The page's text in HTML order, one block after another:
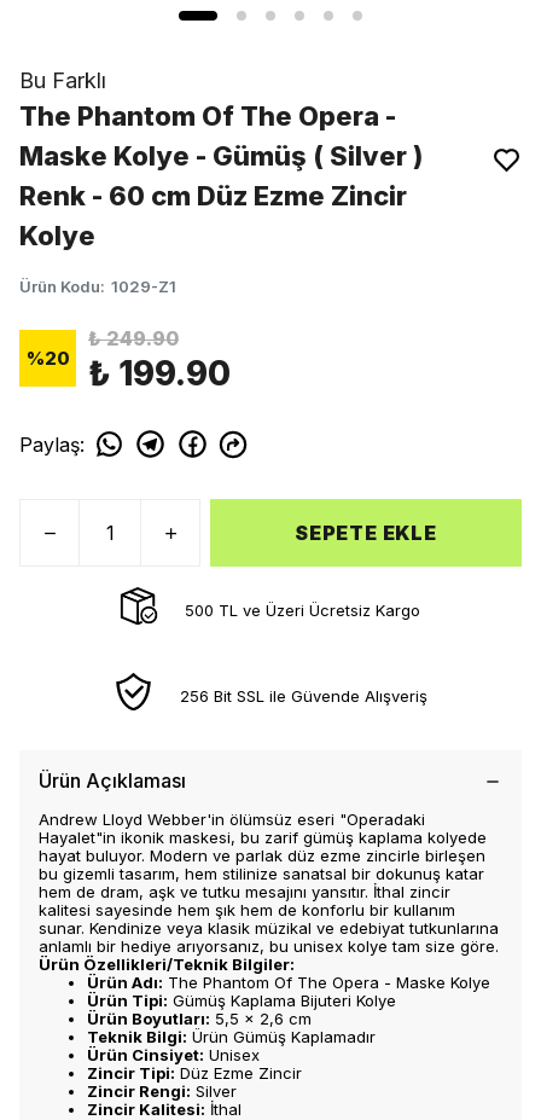
Bu Farklı
The Phantom Of The Opera -
Maske Kolye - Gümüş ( Silver )
Renk - 60 cm Düz Ezme Zincir
Kolye
Ürün Kodu: 1029-Z1
%20
₺ 249.90
₺ 199.90
Paylaş:
SEPETE EKLE
500 TL ve Üzeri Ücretsiz Kargo
256 Bit SSL ile Güvende Alışveriş
Ürün Açıklaması
Andrew Lloyd Webber'in ölümsüz eseri "Operadaki
Hayalet"in ikonik maskesi, bu zarif gümüş kaplama kolyede
hayat buluyor. Modern ve parlak düz ezme zincirle birleşen
bu gizemli tasarım, hem stilinize sanatsal bir dokunuş katar
hem de dram, aşk ve tutku mesajını yansıtır. İthal zincir
kalitesi sayesinde hem şık hem de konforlu bir kullanım
sunar. Kendinize veya klasik müzikal ve edebiyat tutkunlarına
anlamlı bir hediye arıyorsanız, bu unisex kolye tam size göre.
Ürün Özellikleri/Teknik Bilgiler:
Ürün Adı: The Phantom Of The Opera - Maske Kolye
Ürün Tipi: Gümüş Kaplama Bijuteri Kolye
Ürün Boyutları: 5,5 x 2,6 cm
Teknik Bilgi: Ürün Gümüş Kaplamadır
Ürün Cinsiyet: Unisex
Zincir Tipi: Düz Ezme Zincir
Zincir Rengi: Silver
Zincir Kalitesi: İthal